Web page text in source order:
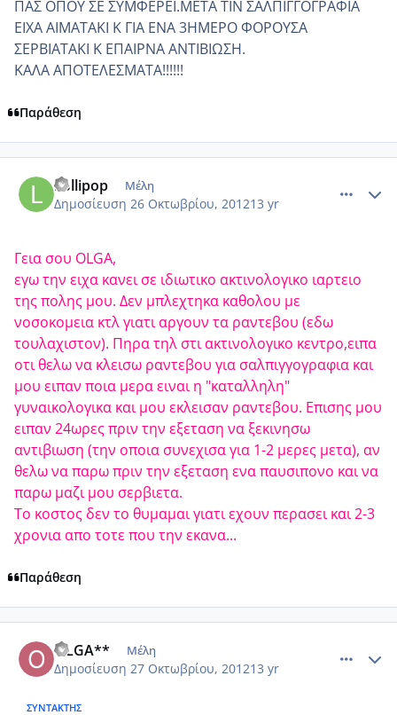
ΠΑΣ ΟΠΟΥ ΣΕ ΣΥΜΦΕΡΕΙ.ΜΕΤΑ ΤΙΝ ΣΑΛΠΙΓΓΟΓΡΑΦΙΑ
ΕΙΧΑ ΑΙΜΑΤΑΚΙ Κ ΓΙΑ ΕΝΑ 3ΗΜΕΡΟ ΦΟΡΟΥΣΑ
ΣΕΡΒΙΑΤΑΚΙ Κ ΕΠΑΙΡΝΑ ΑΝΤΙΒΙΩΣΗ.
ΚΑΛΑ ΑΠΟΤΕΛΕΣΜΑΤΑ!!!!!!
Παράθεση
Lollipop Μέλη
Δημοσίευση 26 Οκτωβρίου, 201213 yr
Γεια σου OLGA,
εγω την ειχα κανει σε ιδιωτικο ακτινολογικο ιαρτειο
της πολης μου. Δεν μπλεχτηκα καθολου με
νοσοκομεια κτλ γιατι αργουν τα ραντεβου (εδω
τουλαχιστον). Πηρα τηλ στι ακτινολογικο κεντρο,ειπα
οτι θελω να κλεισω ραντεβου για σαλπιγγογραφια και
μου ειπαν ποια μερα ειναι η "καταλληλη"
γυναικολογικα και μου εκλεισαν ραντεβου. Επισης μου
ειπαν 24ωρες πριν την εξεταση να ξεκινησω
αντιβιωση (την οποια συνεχισα για 1-2 μερες μετα), αν
θελω να παρω πριν την εξεταση ενα παυσιπονο και να
παρω μαζι μου σερβιετα.
Το κοστος δεν το θυμαμαι γιατι εχουν περασει και 2-3
χρονια απο τοτε που την εκανα...
Παράθεση
OLGA** Μέλη
Δημοσίευση 27 Οκτωβρίου, 201213 yr
ΣΥΝΤΆΚΤΗΣ